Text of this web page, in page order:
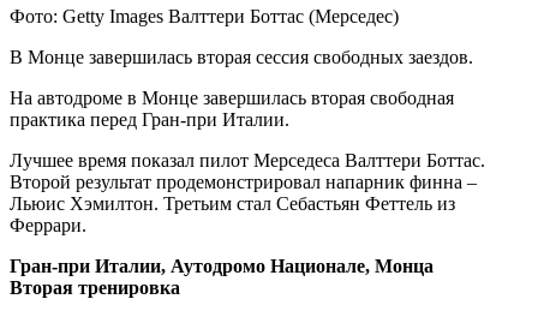
Фото: Getty Images Валттери Боттас (Мерседес)
В Монце завершилась вторая сессия свободных заездов.
На автодроме в Монце завершилась вторая свободная
практика перед Гран-при Италии.
Лучшее время показал пилот Мерседеса Валттери Боттас.
Второй результат продемонстрировал напарник финна –
Льюис Хэмилтон. Третьим стал Себастьян Феттель из
Феррари.
Гран-при Италии, Аутодромо Национале, Монца
Вторая тренировка